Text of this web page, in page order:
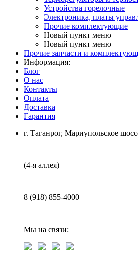
Устройства горелочные
Электроника, платы
Прочие комплектующие
Новый пункт меню
Новый пункт меню
Прочие запчасти и
Информация:
Блог
О нас
Контакты
Оплата
Доставка
Гарантия
г. Таганрог, Мариупольское
(4-я аллея)
8 (918) 855-4000
Мы на связи: